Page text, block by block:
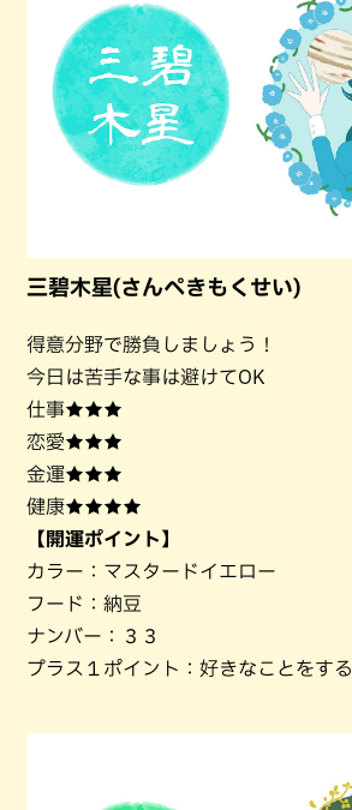
三碧木星(さんぺきもくせい)
得意分野で勝負しましょう！
今日は苦手な事は避けてOK
仕事★★★
恋愛★★★
金運★★★
健康★★★★
【開運ポイント】
カラー：マスタードイエロー
フード：納豆
ナンバー：３３
プラス１ポイント：好きなことをする